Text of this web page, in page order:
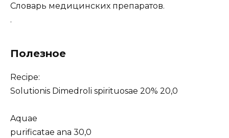
Словарь медицинских препаратов.
.
Полезное
Recipe:
Solutionis Dimedroli spirituosae 20% 20,0
Aquae
purificatae ana 30,0